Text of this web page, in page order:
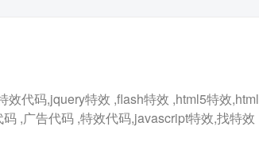
代码,jquery特效 ,flash特效 ,html5特效,html
,广告代码 ,特效代码,javascript特效,找特效